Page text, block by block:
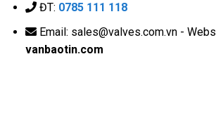
ĐT: 0785 111 118
Email: sales@valves.com.vn -
vanbaotin.com